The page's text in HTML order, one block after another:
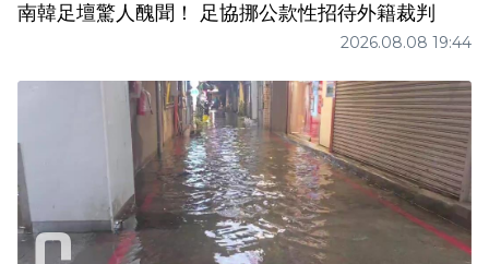
南韓足壇驚人醜聞！ 足協挪公款性招待外籍裁判
2026.08.08 19:44